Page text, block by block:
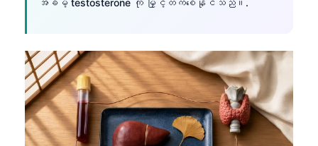
အခမဲ့ testosterone ကို မြှင့်တက်စေနိုင်သည်။.